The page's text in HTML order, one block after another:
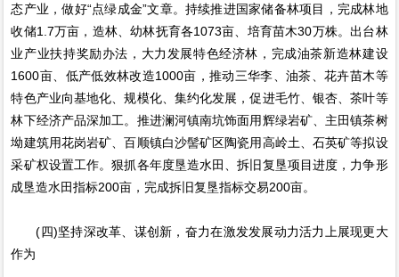
态产业，做好“点绿成金”文章。持续推进国家储备林项目，完成林地
收储1.7万亩，造林、幼林抚育各1073亩、培育苗木30万株。出台林
业产业扶持奖励办法，大力发展特色经济林，完成油茶新造林建设
1600亩、低产低效林改造1000亩，推动三华李、油茶、花卉苗木等
特色产业向基地化、规模化、集约化发展，促进毛竹、银杏、茶叶等
林下经济产品深加工。推进澜河镇南坑饰面用辉绿岩矿、主田镇茶树
坳建筑用花岗岩矿、百顺镇白沙髻矿区陶瓷用高岭土、石英矿等拟设
采矿权设置工作。狠抓各年度垦造水田、拆旧复垦项目进度，力争形
成垦造水田指标200亩，完成拆旧复垦指标交易200亩。
(四)坚持深改革、谋创新，奋力在激发发展动力活力上展现更大
作为